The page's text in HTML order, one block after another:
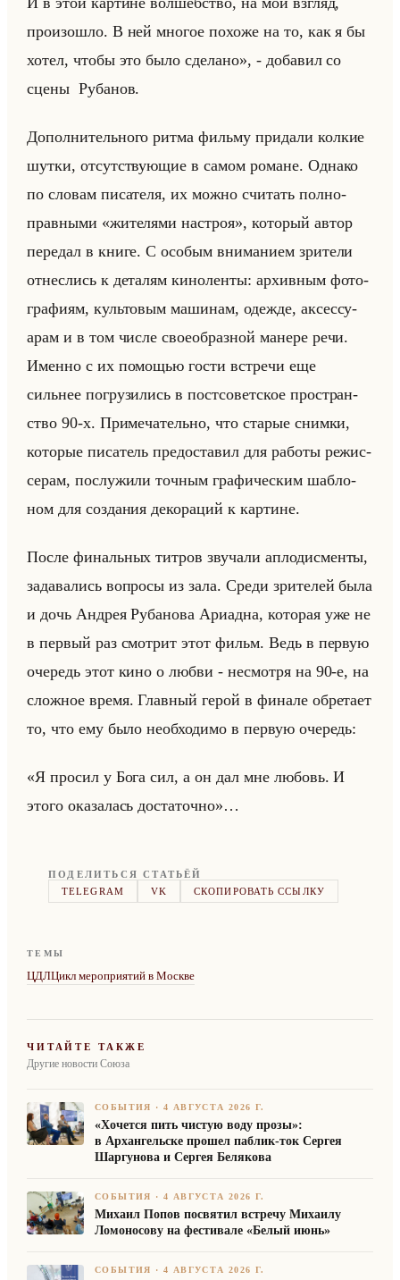
произошло. В ней многое похоже на то, как я бы
хотел, чтобы это было сделано», - до­ба­вил со
сцены Ру­ба­нов.
До­пол­ни­тельно­го ритма фильму при­да­ли кол­кие
шутки, от­сут­ству­ющие в самом ро­мане. Од­на­ко
по сло­вам пи­са­те­ля, их можно счи­тать пол­но­
прав­ны­ми «жителями настроя», ко­то­рый автор
пе­ре­дал в книге. С осо­бым вни­ма­ни­ем зри­те­ли
от­нес­лись к де­та­лям ки­но­лен­ты: ар­хив­ным фо­то­
гра­фи­ям, культо­вым ма­ши­нам, одеж­де, ак­сес­су­
арам и в том числе свое­об­раз­ной ма­не­ре речи.
Имен­но с их по­мо­щью гости встре­чи еще
сильнее по­гру­зи­лись в пост­со­вет­ское про­стран­
ство 90-х. При­ме­ча­тельно, что ста­рые сним­ки,
ко­то­рые пи­са­тель предо­ста­вил для ра­бо­ты ре­жис­
се­рам, по­слу­жи­ли точ­ным гра­фи­че­ским шаб­ло­
ном для со­зда­ния де­ко­ра­ций к кар­тине.
После фи­нальных тит­ров зву­ча­ли ап­ло­дис­мен­ты,
за­да­ва­лись во­про­сы из зала. Среди зри­те­лей была
и дочь Ан­дрея Ру­ба­но­ва Ари­ад­на, ко­то­рая уже не
в пер­вый раз смот­рит этот фильм. Ведь в первую
оче­редь этот кино о любви - несмот­ря на 90-е, на
слож­ное время. Глав­ный герой в фи­на­ле об­ре­та­ет
то, что ему было необ­хо­ди­мо в первую оче­редь:
«Я просил у Бога сил, а он дал мне любовь. И
этого оказалась достаточно»…
ПОДЕЛИТЬСЯ СТАТЬЁЙ
TELEGRAM
VK СКОПИРОВАТЬ ССЫЛКУ
ТЕМЫ
ЦДЛЦикл мероприятий в Москве
ЧИТАЙТЕ ТАКЖЕ
Другие новости Союза
СОБЫТИЯ ·4 АВГУСТА 2026 Г.
«Хочется пить чистую воду прозы»:
в Архангельске прошел паблик-ток Сергея
Шаргунова и Сергея Белякова
СОБЫТИЯ ·4 АВГУСТА 2026 Г.
Михаил Попов посвятил встречу Михаилу
Ломоносову на фестивале «Белый июнь»
СОБЫТИЯ ·4 АВГУСТА 2026 Г.